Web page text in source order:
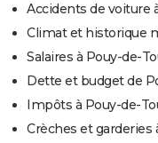
Accidents de voiture
Climat et historique
Salaires à Pouy-de-
Dette et budget de
Impôts à Pouy-de-
Crèches et garderies